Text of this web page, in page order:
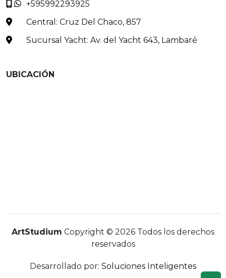
+595992293925
Central: Cruz Del Chaco, 857
Sucursal Yacht: Av. del Yacht 643, Lambaré
UBICACIÓN
ArtStudium Copyright © 2026 Todos los derechos
reservados
Desarrollado por: Soluciones Inteligentes